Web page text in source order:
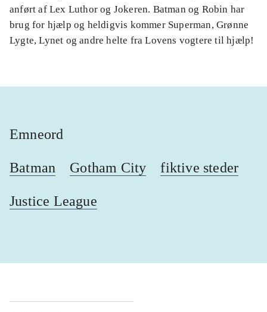
anført af Lex Luthor og Jokeren. Batman og Robin har
brug for hjælp og heldigvis kommer Superman, Grønne
Lygte, Lynet og andre helte fra Lovens vogtere til hjælp!
Emneord
Batman Gotham City fiktive steder
Justice League